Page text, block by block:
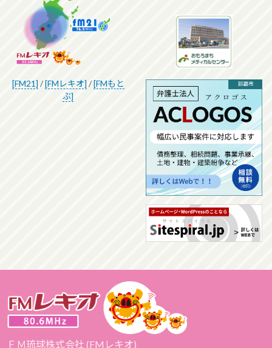
[FM21] /[FMレキオ] /[FMもと
ぶ]
ＦＭ琉球株式会社 (FMレキオ)